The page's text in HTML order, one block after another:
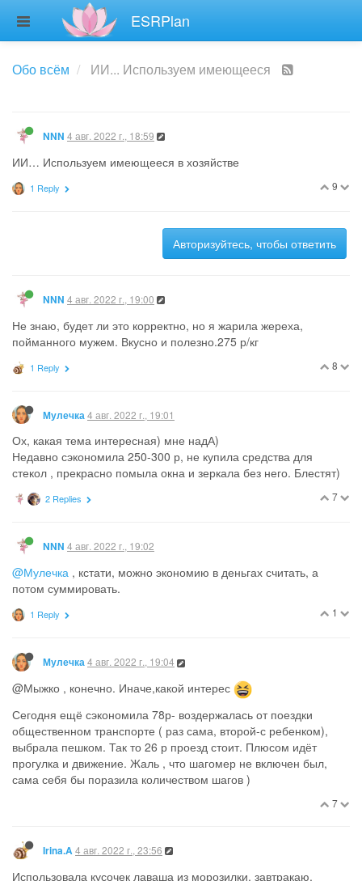
ESRPlan
Обо всём ИИ... Используем имеющееся
NNN 4 авг. 2022 г., 18:59
ИИ… Используем имеющееся в хозяйстве
9
1 Reply
Авторизуйтесь, чтобы ответить
NNN 4 авг. 2022 г., 19:00
Не знаю, будет ли это корректно, но я жарила жереха,
пойманного мужем. Вкусно и полезно.275 р/кг
8
1 Reply
Мулечка4 авг. 2022 г., 19:01
Ох, какая тема интересная) мне надА)
Недавно сэкономила 250-300 р, не купила средства для
стекол , прекрасно помыла окна и зеркала без него. Блестят)
7
2 Replies
NNN 4 авг. 2022 г., 19:02
@Мулечка , кстати, можно экономию в деньгах считать, а
потом суммировать.
1
1 Reply
Мулечка4 авг. 2022 г., 19:04
@Мыжко , конечно. Иначе,какой интерес
Сегодня ещё сэкономила 78р- воздержалась от поездки
общественном транспорте ( раз сама, второй-с ребенком),
выбрала пешком. Так то 26 р проезд стоит. Плюсом идёт
прогулка и движение. Жаль , что шагомер не включен был,
сама себя бы поразила количеством шагов )
7
Irina.A4 авг. 2022 г., 23:56
Использовала кусочек лаваша из морозилки, завтракаю.